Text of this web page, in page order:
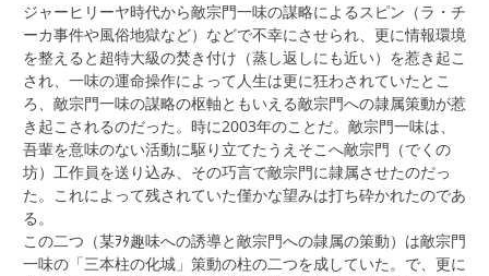
ジャーヒリーヤ時代から敵宗門一味の謀略によるスピン（ラ・チ
ーカ事件や風俗地獄など）などで不幸にさせられ、更に情報環境
を整えると超特大級の焚き付け（蒸し返しにも近い）を惹き起こ
され、一味の運命操作によって人生は更に狂わされていたとこ
ろ、敵宗門一味の謀略の枢軸ともいえる敵宗門への隷属策動が惹
き起こされるのだった。時に2003年のことだ。敵宗門一味は、
吾輩を意味のない活動に駆り立てたうえそこへ敵宗門（でくの
坊）工作員を送り込み、その巧言で敵宗門に隷属させたのだっ
た。これによって残されていた僅かな望みは打ち砕かれたのであ
る。
この二つ（某ｦﾀ趣味への誘導と敵宗門への隷属の策動）は敵宗門
一味の「三本柱の化城」策動の柱の二つを成していた。で、更に